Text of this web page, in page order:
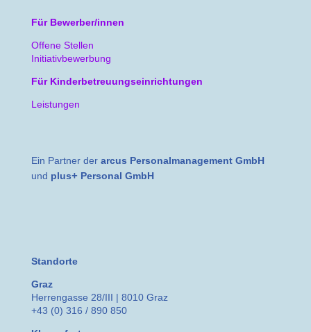
Für Bewerber/innen
Offene Stellen
Initiativbewerbung
Für Kinderbetreuungseinrichtungen
Leistungen
Ein Partner derarcus Personalmanagement GmbH
und plus+Personal GmbH
Standorte
Graz
Herrengasse 28/III | 8010 Graz
+43 (0) 316 / 890 850